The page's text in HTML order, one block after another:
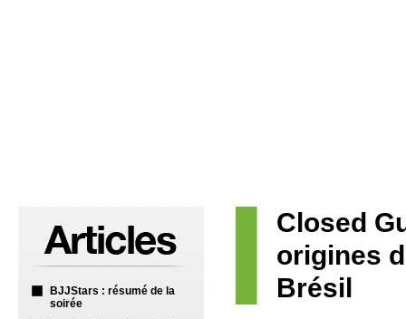
BJJStars : résumé de la
soirée
Closed
origines
Brésil